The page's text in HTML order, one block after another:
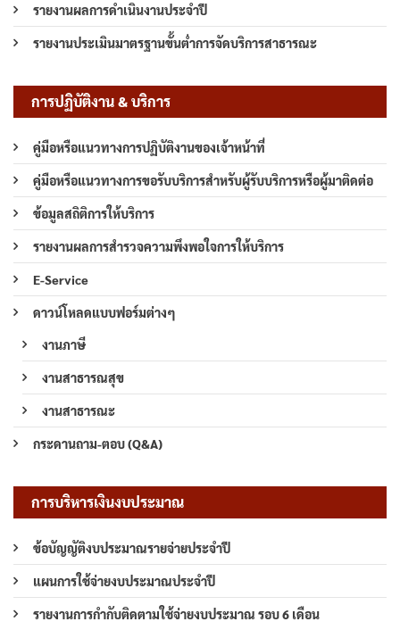
รายงานผลการดำเนินงานประจำปี
รายงานประเมินมาตรฐานขั้นต่ำการจัดบริการสาธารณะ
การปฏิบัติงาน & บริการ
คู่มือหรือแนวทางการปฏิบัติงานของเจ้าหน้าที่
คู่มือหรือแนวทางการขอรับบริการสำหรับผู้รับบริการหรือผู้มาติดต่อ
ข้อมูลสถิติการให้บริการ
รายงานผลการสำรวจความพึงพอใจการให้บริการ
E-Service
ดาวน์โหลดแบบฟอร์มต่างๆ
งานภาษี
งานสาธารณสุข
งานสาธารณะ
กระดานถาม-ตอบ (Q&A)
การบริหารเงินงบประมาณ
ข้อบัญญัติงบประมาณรายจ่ายประจำปี
แผนการใช้จ่ายงบประมาณประจำปี
รายงานการกำกับติดตามใช้จ่ายงบประมาณ รอบ 6 เดือน